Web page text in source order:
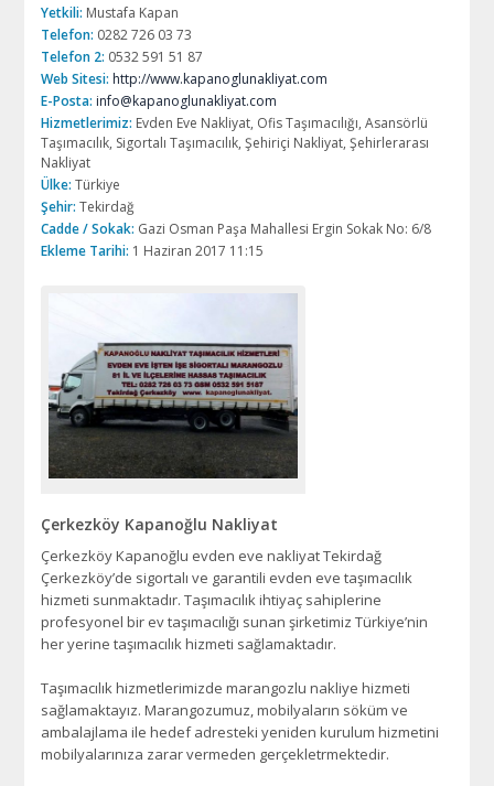
Yetkili: Mustafa Kapan
Telefon: 0282 726 03 73
Telefon 2: 0532 591 51 87
Web Sitesi: http://www.kapanoglunakliyat.com
E-Posta: info@kapanoglunakliyat.com
Hizmetlerimiz: Evden Eve Nakliyat, Ofis Taşımacılığı, Asansörlü
Taşımacılık, Sigortalı Taşımacılık, Şehiriçi Nakliyat, Şehirlerarası
Nakliyat
Ülke: Türkiye
Şehir: Tekirdağ
Cadde / Sokak: Gazi Osman Paşa Mahallesi Ergin Sokak No: 6/8
Ekleme Tarihi: 1 Haziran 2017 11:15
Çerkezköy Kapanoğlu Nakliyat
Çerkezköy Kapanoğlu evden eve nakliyat Tekirdağ
Çerkezköy’de sigortalı ve garantili evden eve taşımacılık
hizmeti sunmaktadır. Taşımacılık ihtiyaç sahiplerine
profesyonel bir ev taşımacılığı sunan şirketimiz Türkiye’nin
her yerine taşımacılık hizmeti sağlamaktadır.
Taşımacılık hizmetlerimizde marangozlu nakliye hizmeti
sağlamaktayız. Marangozumuz, mobilyaların söküm ve
ambalajlama ile hedef adresteki yeniden kurulum hizmetini
mobilyalarınıza zarar vermeden gerçekletrmektedir.